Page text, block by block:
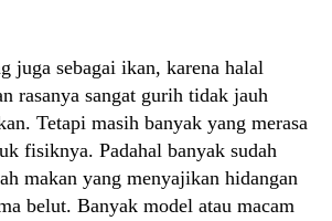
juga sebagai ikan, karena halal
rasanya sangat gurih tidak jauh
Tetapi masih banyak yang merasa
fisiknya. Padahal banyak sudah
makan yang menyajikan hidangan
belut. Banyak model atau macam